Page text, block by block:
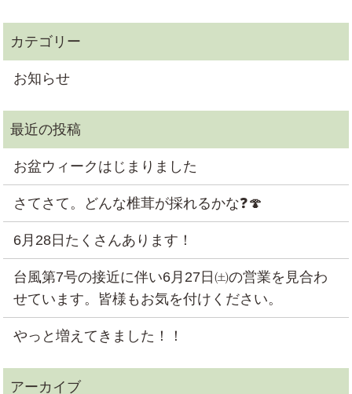
お知らせ
お盆ウィークはじまりました
さてさて。どんな椎茸が採れるかな❓🍄
6月28日たくさんあります！
台風第7号の接近に伴い6月27日㈯の営業を見合わ
せています。皆様もお気を付けください。
やっと増えてきました！！